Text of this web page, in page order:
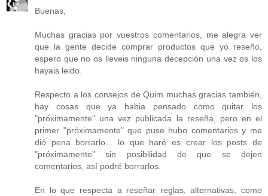
Buenas,
Muchas gracias por vuestros comentarios, me alegra ver
que la gente decide comprar productos que yo reseño,
espero que no os lleveis ninguna decepción una vez os los
hayais leido.
Respecto a los consejos de Quim muchas gracias también,
hay cosas que ya habia pensado como quitar los
"próximamente" una vez publicada la reseña, pero en el
primer "próximamente" que puse hubo comentarios y me
dió pena borrarlo... lo que haré es crear los posts de
"próximamente" sin posibilidad de que se dejen
comentarios, así podré borrarlos.
En lo que respecta a reseñar reglas, alternativas, como